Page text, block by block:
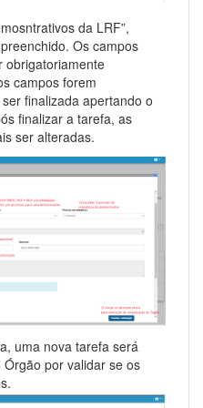
da LRF”,
Os campos
obrigatoriamente
campos forem
finalizada apertando o
finalizar a tarefa, as
ser alteradas.
uma nova tarefa será
por validar se os